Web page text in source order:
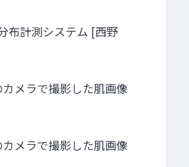
布計測システム [西野
メラで撮影した肌画像
メラで撮影した肌画像